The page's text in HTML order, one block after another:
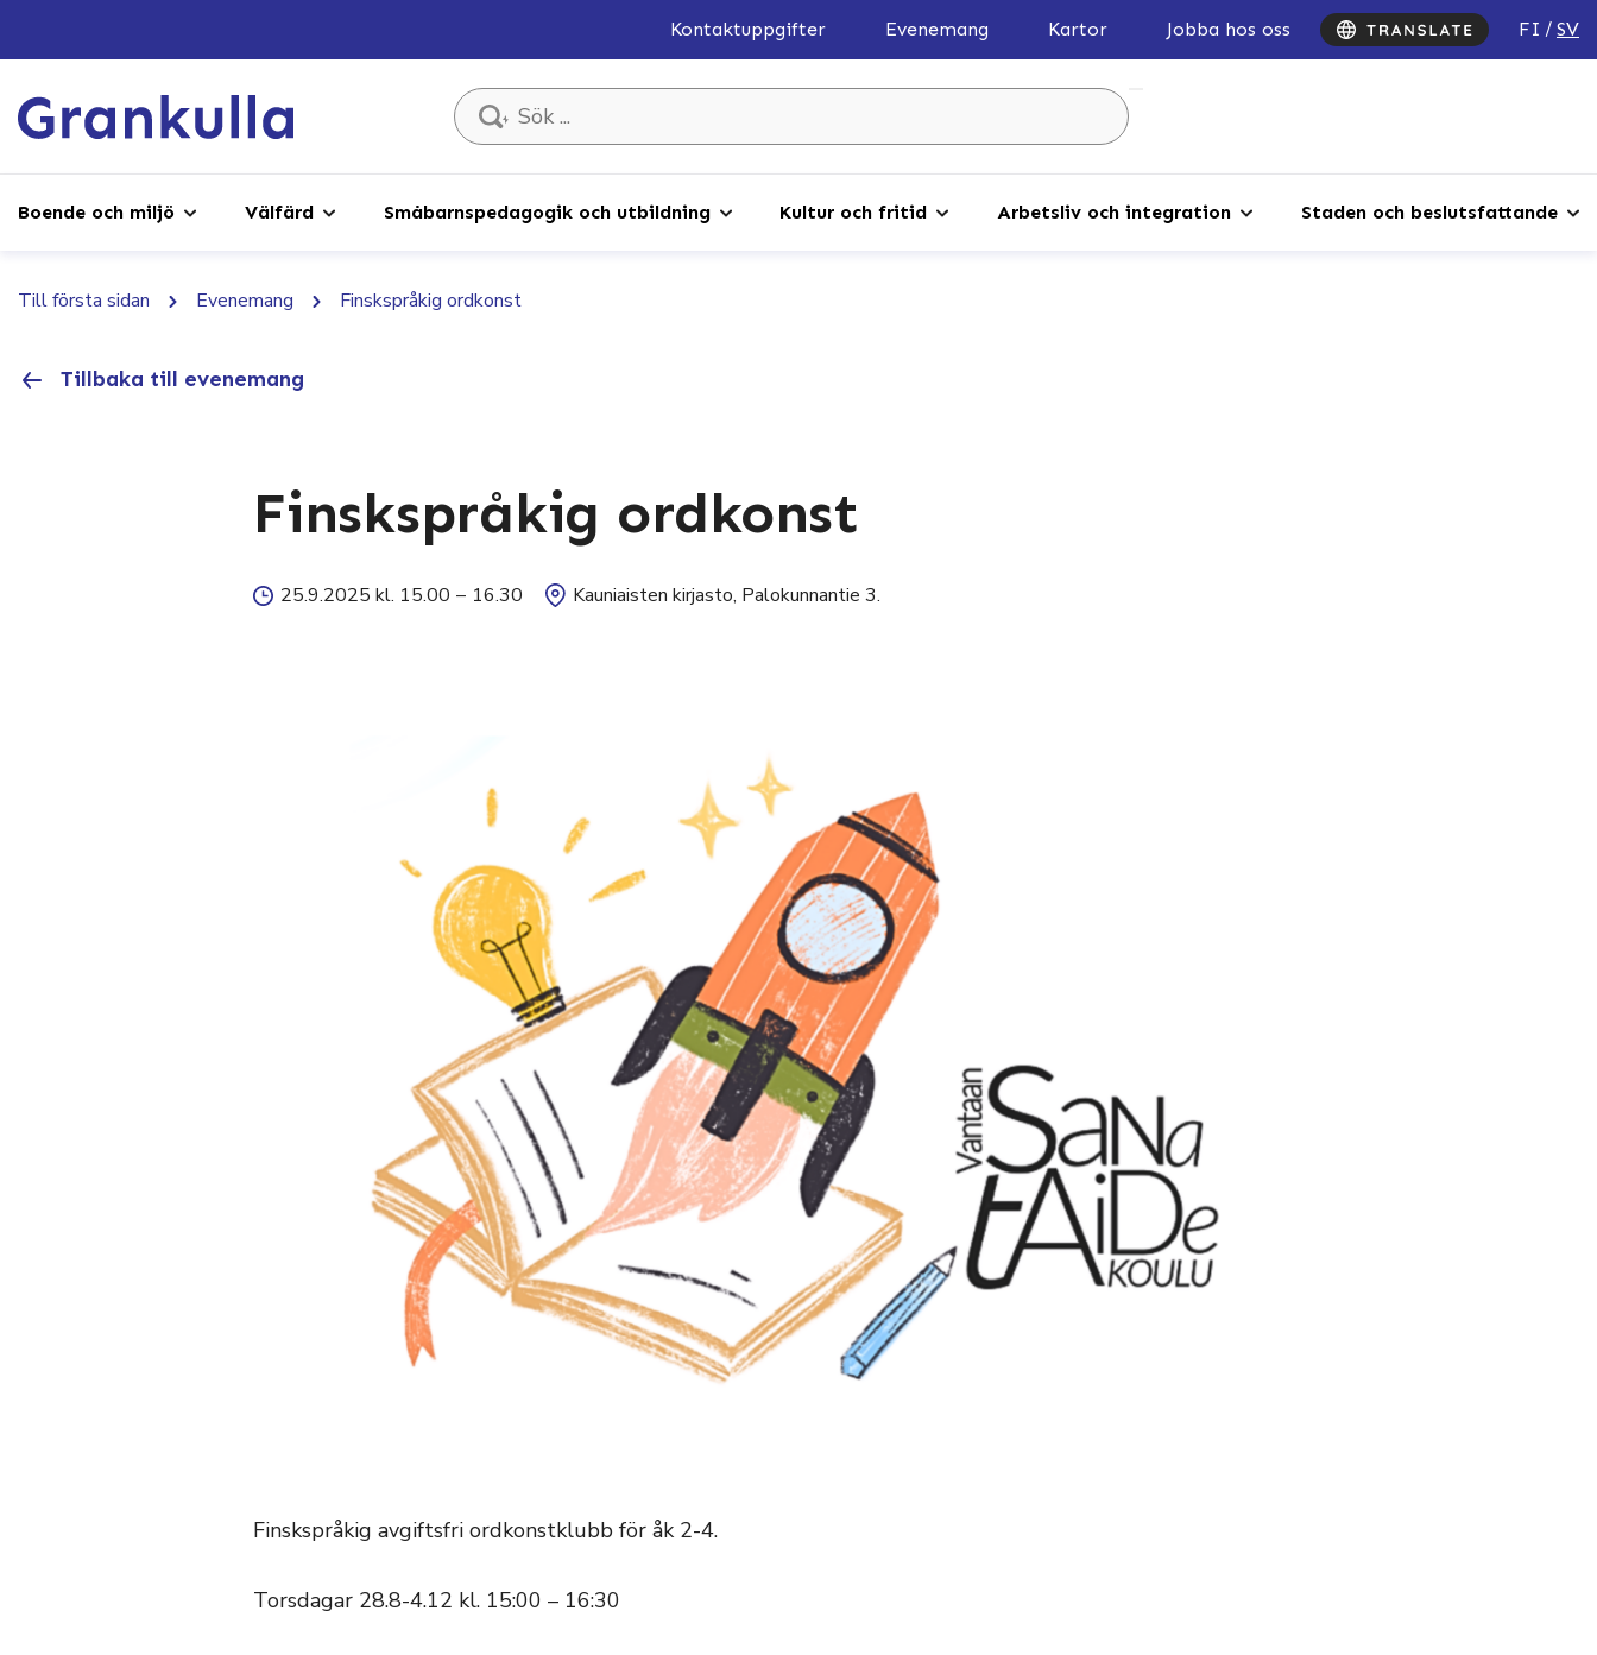
Kontaktuppgifter Evenemang Kartor Jobba hos oss FI SV
Sök ...
Boende och miljö Välfärd Småbarnspedagogik och utbildning Kultur och fritid Arbetsliv och integration Staden och beslutsfattande
Till första sidan Evenemang Finskspråkig ordkonst
Tillbaka till evenemang
Finskspråkig ordkonst
25.9.2025 kl. 15.00 – 16.30 Kauniaisten kirjasto, Palokunnantie 3.
Finskspråkig avgiftsfri ordkonstklubb för åk 2-4.
Torsdagar 28.8-4.12 kl. 15:00 – 16:30